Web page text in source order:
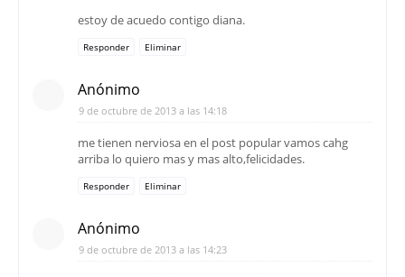
estoy de acuedo contigo diana.
Responder Eliminar
Anónimo
9 de octubre de 2013 a las 14:18
me tienen nerviosa en el post popular vamos cahg
arriba lo quiero mas y mas alto,felicidades.
Responder Eliminar
Anónimo
9 de octubre de 2013 a las 14:23